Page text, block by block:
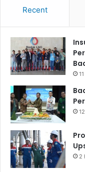
Recent
2